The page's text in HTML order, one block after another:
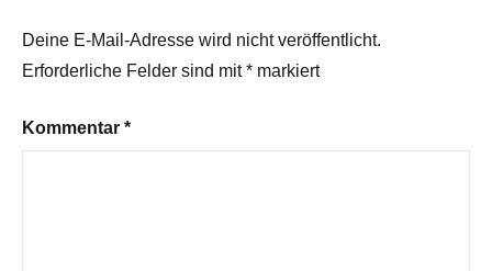
Deine E-Mail-Adresse wird nicht veröffentlicht.
Erforderliche Felder sind mit* markiert
Kommentar *